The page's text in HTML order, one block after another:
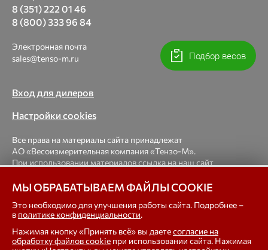
8 (351) 222 01 46
8 (800) 333 96 84
Электронная почта
sales@tenso-m.ru
Вход для дилеров
Настройки cookies
Все права на материалы сайта принадлежат
АО «Весоизмерительная компания «Тензо-М».
При использовании материалов ссылка на наш сайт
© 1998-2026 Весоизмерительная компания «Тензо-М» —
платформенные, крановые, вагонные, бункерные,
автомобильные весы, весовые дозаторы для фасовки,
тензодатчики
МЫ ОБРАБАТЫВАЕМ ФАЙЛЫ COOKIE
Это необходимо для улучшения работы сайта. Подробнее –
в политике конфиденциальности.
Нажимая кнопку «Принять всё» вы даетесогласие на
обработку файлов cookie при использовании сайта. Нажимая
Подбор весов